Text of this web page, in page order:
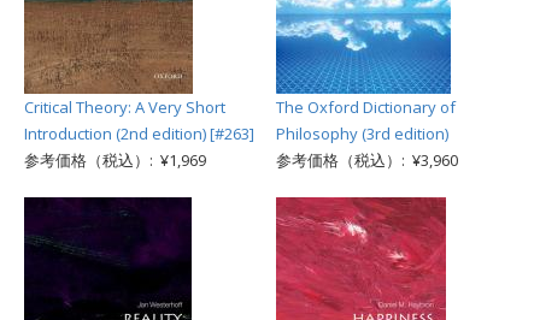
Critical Theory: A Very Short
Introduction (2nd edition) [#263]
参考価格（税込）: ¥1,969
The Oxford Dictionary of
Philosophy (3rd edition)
参考価格（税込）: ¥3,960